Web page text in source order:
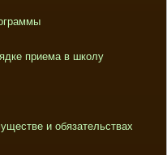
приема в школу
и обязательствах